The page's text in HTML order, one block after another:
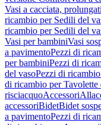
Vasi a cacciata, prolungati
ricambio per Sedili del
ricambio per Sedili del
Vasi per bambiniVasi
a pavimentoPezzi di
per bambiniPezzi di
del vasoPezzi di
di ricambio per Tavolette
risciacquoAccessori
accessoriBidetBidet
a pavimentoPezzi di